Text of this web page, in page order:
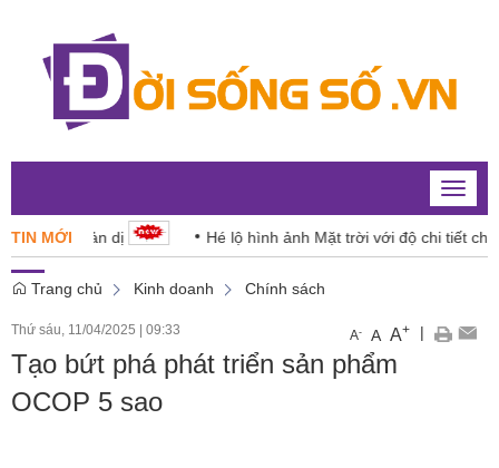
Toggle
TIN MỚI
giản dị Hé lộ hình ảnh Mặt trời với độ chi tiết chưa
Trang chủ Kinh doanh Chính sách
Thứ sáu, 11/04/2025 09:33 A- A A+ |
Tạo bứt phá phát triển sản phẩm
OCOP 5 sao